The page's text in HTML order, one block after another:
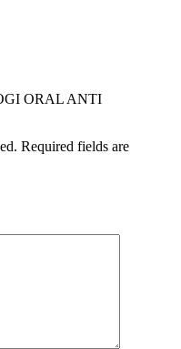
ORAL ANTI
Required fields are